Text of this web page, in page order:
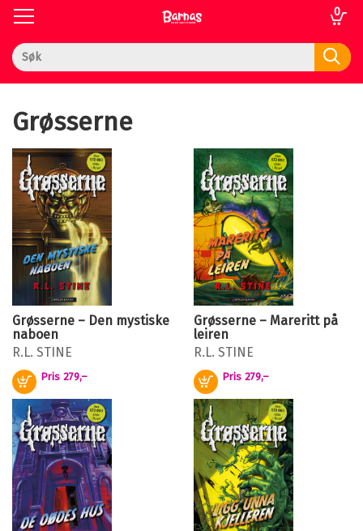
Toggle
Logg inn
Toggle
navigation
Til
0
Grøsserne
Grøsserne – Den mystiske
naboen
R.L. STINE
Pris 279,–
Kjøp
Grøsserne – Mareritt på
leiren
R.L. STINE
Pris 279,–
Kjøp